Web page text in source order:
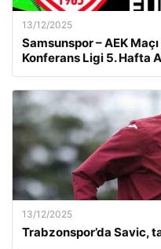
13/12/2025
Samsunspor – AEK
Konferans Ligi 5. Hafta
13/12/2025
Trabzonspor’da Savic,